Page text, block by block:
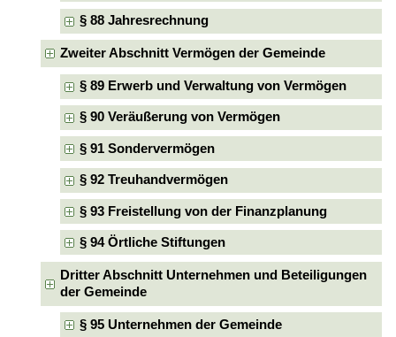
§ 88 Jahresrechnung
Zweiter Abschnitt Vermögen der Gemeinde
§ 89 Erwerb und Verwaltung von Vermögen
§ 90 Veräußerung von Vermögen
§ 91 Sondervermögen
§ 92 Treuhandvermögen
§ 93 Freistellung von der Finanzplanung
§ 94 Örtliche Stiftungen
Dritter Abschnitt Unternehmen und Beteiligungen
der Gemeinde
§ 95 Unternehmen der Gemeinde